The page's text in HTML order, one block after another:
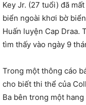
Key Jr. (27 tuổi) đã
biển ngoài khơi bờ
Huấn luyện Cap Draa.
tìm thấy vào ngày 9
Trong một thông cáo
cho biết thi thể của
Ba bên trong một